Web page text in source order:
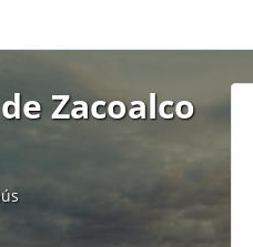
Zacoalco